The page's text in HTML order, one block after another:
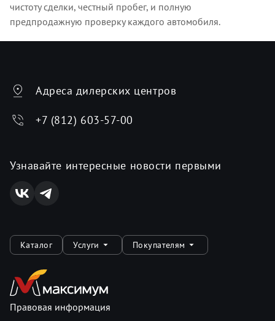
чистоту сделки, честный пробег, и полную
предпродажную проверку каждого автомобиля.
Адреса дилерских центров
+7 (812) 603-57-00
Узнавайте интересные новости первыми
Каталог Услуги Покупателям
Правовая информация